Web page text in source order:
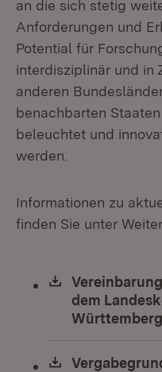
an die sich stetig
Anforderungen und
Potential für
interdisziplinär und in
anderen
benachbarten
beleuchtet und
werden.
Informationen zu
finden Sie unter
Download:
dem
Download: